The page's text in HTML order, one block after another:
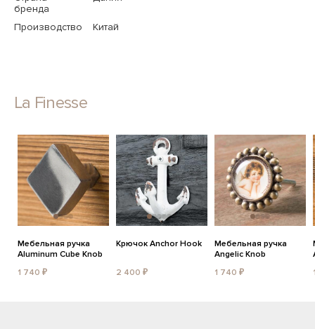
бренда
Производство Китай
La Finesse
Мебельная ручка
Aluminum Cube Knob
1 740 ₽
Крючок Anchor Hook
2 400 ₽
Мебельная ручка
Angelic Knob
1 740 ₽